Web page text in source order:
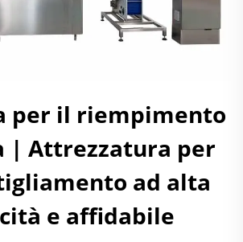
per il riempimento
| Attrezzatura per
ad alta
e affidabile